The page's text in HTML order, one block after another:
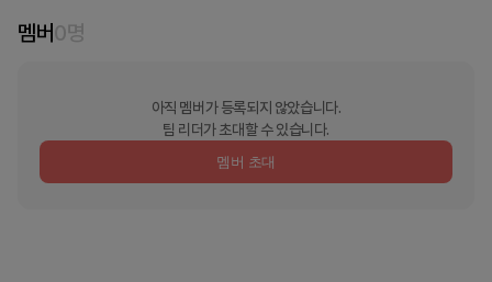
멤버0명
아직 멤버가 등록되지 않았습니다.
팀 리더가 초대할 수 있습니다.
멤버 초대